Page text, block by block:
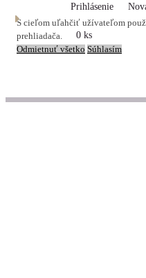
S cieľom uľahčiť užívateľom
prehliadača.
Odmietnuť všetko Súhlasím
Prihlásenie
0 ks